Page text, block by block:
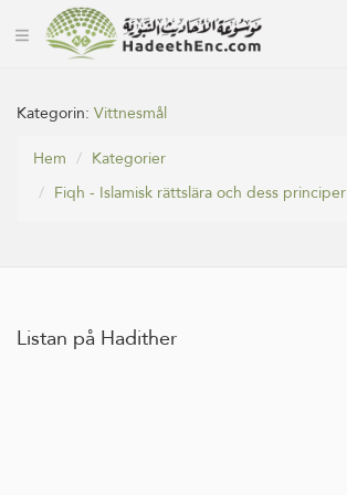
Kategorin:Vittnesmål
Hem
Kategorier
Fiqh - Islamisk rättslära och dess principer
Listan på Hadither